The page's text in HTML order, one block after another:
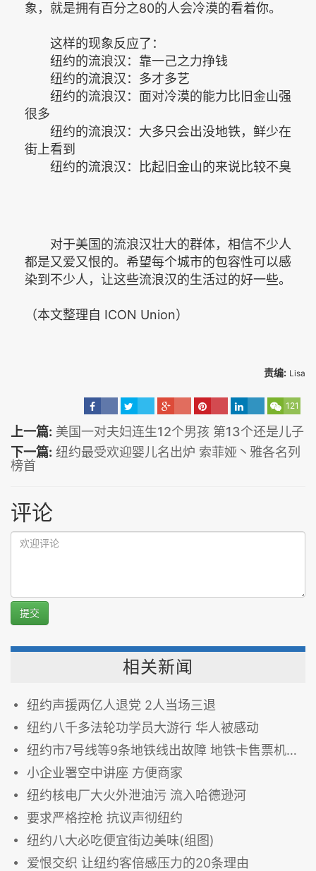
象，就是拥有百分之80的人会冷漠的看着你。
这样的现象反应了：
纽约的流浪汉：靠一己之力挣钱
纽约的流浪汉：多才多艺
纽约的流浪汉：面对冷漠的能力比旧金山强
很多
纽约的流浪汉：大多只会出没地铁，鲜少在
街上看到
纽约的流浪汉：比起旧金山的来说比较不臭
对于美国的流浪汉壮大的群体，相信不少人
都是又爱又恨的。希望每个城市的包容性可以感
染到不少人，让这些流浪汉的生活过的好一些。
（本文整理自 ICON Union）
责编: Lisa
121
上一篇: 美国一对夫妇连生12个男孩 第13个还是儿子
下一篇: 纽约最受欢迎婴儿名出炉 索菲娅丶雅各名列
榜首
评论
提交
相关新闻
纽约声援两亿人退党 2人当场三退
纽约八千多法轮功学员大游行 华人被感动
纽约市7号线等9条地铁线出故障 地铁卡售票机也让人头疼
小企业署空中讲座 方便商家
纽约核电厂大火外泄油污 流入哈德逊河
要求严格控枪 抗议声彻纽约
纽约八大必吃便宜街边美味(组图)
爱恨交织 让纽约客倍感压力的20条理由